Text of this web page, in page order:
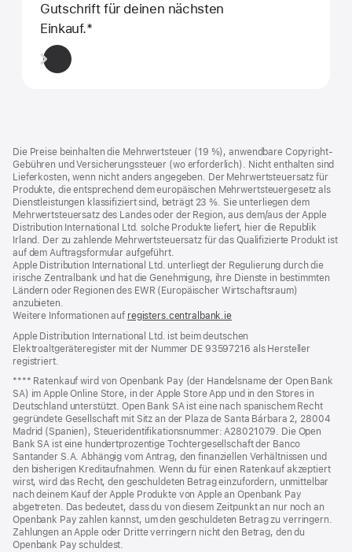
Gutschrift für deinen nächsten
Einkauf.Fußnote
*
Die Preise beinhalten die Mehrwertsteuer (19 %), anwendbare Copyright-
Gebühren und Versicherungssteuer (wo erforderlich). Nicht enthalten sind
Lieferkosten, wenn nicht anders angegeben. Der Mehrwertsteuersatz für
Produkte, die entsprechend dem europäischen Mehrwertsteuergesetz als
Dienstleistungen klassifiziert sind, beträgt 23 %. Sie unterliegen dem
Mehrwertsteuersatz des Landes oder der Region, aus dem/aus der Apple
Distribution International Ltd. solche Produkte liefert, hier die Republik
Irland. Der zu zahlende Mehrwertsteuersatz für das Qualifizierte Produkt ist
auf dem Auftragsformular aufgeführt.
Apple Distribution International Ltd. unterliegt der Regulierung durch die
irische Zentralbank und hat die Genehmigung, ihre Dienste in bestimmten
Ländern oder Regionen des EWR (Europäischer Wirtschaftsraum)
anzubieten.
Weitere Informationen auf registers.centralbank.ie
Apple Distribution International Ltd. ist beim deutschen
Elektroaltgeräteregister mit der Nummer DE 93597216 als Hersteller
registriert.
Fußnote
**** Ratenkauf wird von Openbank Pay (der Handelsname der Open Bank
SA) im Apple Online Store, in der Apple Store App und in den Stores in
Deutschland unterstützt. Open Bank SA ist eine nach spanischem Recht
gegründete Gesellschaft mit Sitz an der Plaza de Santa Bárbara 2, 28004
Madrid (Spanien), Steueridentifikationsnummer: A28021079. Die Open
Bank SA ist eine hundertprozentige Tochtergesellschaft der Banco
Santander S.A. Abhängig vom Antrag, den finanziellen Verhältnissen und
den bisherigen Kreditaufnahmen. Wenn du für einen Ratenkauf akzeptiert
wirst, wird das Recht, den geschuldeten Betrag einzufordern, unmittelbar
nach deinem Kauf der Apple Produkte von Apple an Openbank Pay
abgetreten. Das bedeutet, dass du von diesem Zeitpunkt an nur noch an
Openbank Pay zahlen kannst, um den geschuldeten Betrag zu verringern.
Zahlungen an Apple oder Dritte verringern nicht den Betrag, den du
Openbank Pay schuldest.